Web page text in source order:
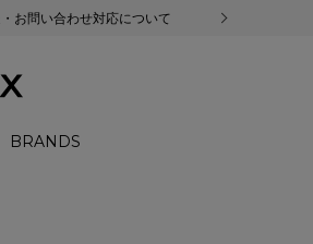
お問い合わせ対応について
BRANDS